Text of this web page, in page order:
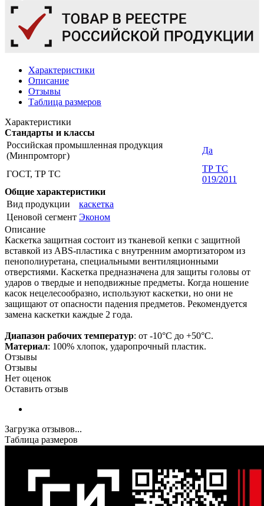
Характеристики
Описание
Отзывы
Таблица размеров
Характеристики
Стандарты и классы
Российская промышленная продукция
(Минпромторг)
Да
ГОСТ, ТР ТС
ТР ТС
019/2011
Общие характеристики
Вид продукции
каскетка
Ценовой сегмент Эконом
Описание
Каскетка защитная состоит из тканевой кепки с защитной
вставкой из ABS-пластика с внутренним амортизатором из
пенополиуретана, специальными вентиляционными
отверстиями. Каскетка предназначена для защиты головы от
ударов о твердые и неподвижные предметы. Когда ношение
касок нецелесообразно, используют каскетки, но они не
защищают от опасности падения предметов. Рекомендуется
замена каскетки каждые 2 года.
Диапазон рабочих температур: от -10°С до +50°С.
Материал: 100% хлопок, ударопрочный пластик.
Отзывы
Отзывы
Нет оценок
Оставить отзыв
Загрузка отзывов...
Таблица размеров